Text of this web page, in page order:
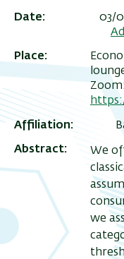
Date
03/
Place
Zoom:
Affiliation
Abstract
We
we